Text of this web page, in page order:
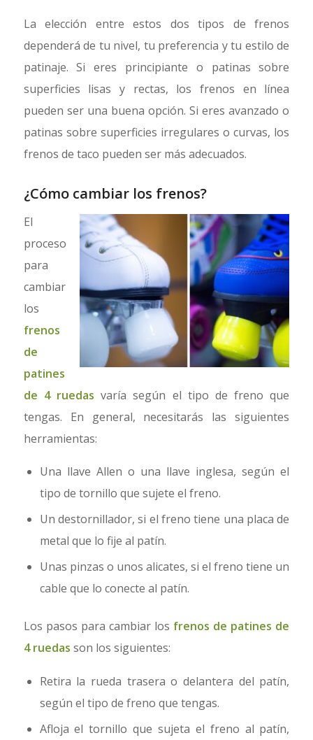
La elección entre estos dos tipos de frenos
dependerá de tu nivel, tu preferencia y tu estilo de
patinaje. Si eres principiante o patinas sobre
superficies lisas y rectas, los frenos en línea
pueden ser una buena opción. Si eres avanzado o
patinas sobre superficies irregulares o curvas, los
frenos de taco pueden ser más adecuados.
¿Cómo cambiar los frenos?
El
proceso
para
cambiar
los
frenos
de
patines
de 4 ruedas varía según el tipo de freno que
tengas. En general, necesitarás las siguientes
herramientas:
Una llave Allen o una llave inglesa, según el
tipo de tornillo que sujete el freno.
Un destornillador, si el freno tiene una placa de
metal que lo fije al patín.
Unas pinzas o unos alicates, si el freno tiene un
cable que lo conecte al patín.
Los pasos para cambiar los frenos de patines de
4 ruedas son los siguientes:
Retira la rueda trasera o delantera del patín,
según el tipo de freno que tengas.
Afloja el tornillo que sujeta el freno al patín,